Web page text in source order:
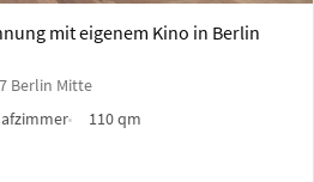
mit eigenem Kino in Berlin
Berlin Mitte
110 qm